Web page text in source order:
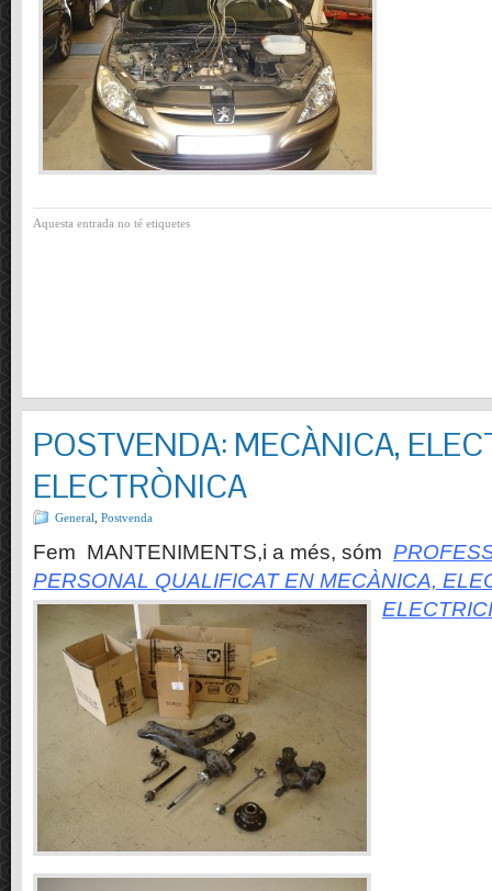
Aquesta entrada no té etiquetes
POSTVENDA: MECÀNICA,
ELECTRÒNICA
General Postvenda
Fem MANTENIMENTS,i a més, sóm
PERSONAL QUALIFICAT EN MECÀNICA,